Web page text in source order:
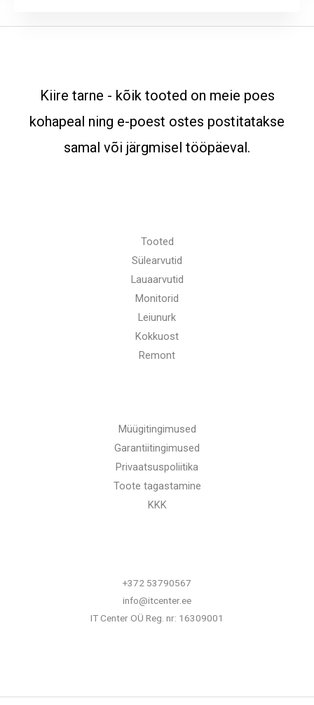
Kiire tarne - kõik tooted on meie poes
kohapeal ning e-poest ostes postitatakse
samal või järgmisel tööpäeval.
Tooted
Sülearvutid
Lauaarvutid
Monitorid
Leiunurk
Kokkuost
Remont
Müügitingimused
Garantiitingimused
Privaatsuspoliitika
Toote tagastamine
KKK
+372 53790567
info@itcenter.ee
IT Center OÜ Reg. nr: 16309001